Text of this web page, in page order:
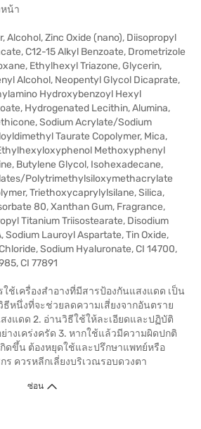
น้า
Alcohol, Zinc Oxide (nano), Diisopropyl
C12-15 Alkyl Benzoate, Drometrizole
Ethylhexyl Triazone, Glycerin,
Alcohol, Neopentyl Glycol Dicaprate,
Hydroxybenzoyl Hexyl
Hydrogenated Lecithin, Alumina,
Sodium Acrylate/Sodium
Taurate Copolymer, Mica,
Methoxyphenyl
Butylene Glycol, Isohexadecane,
Polytrimethylsiloxymethacrylate
Triethoxycaprylylsilane, Silica,
80, Xanthan Gum, Fragrance,
Titanium Triisostearate, Disodium
Sodium Lauroyl Aspartate, Tin Oxide,
Sodium Hyaluronate, CI 14700,
CI 77891
ใช้เครื่องสำอางที่มีสารป้องกันแสงแดด เป็น
ธีหนึ่งที่จะช่วยลดความเสี่ยงจากอันตราย
งแดด 2. อ่านวิธีใช้ให้ละเอียดและปฏิบัติ
างเคร่งครัด 3. หากใช้แล้วมีความผิดปกติ
กิดขึ้น ต้องหยุดใช้และปรึกษาแพทย์หรือ
ร ควรหลีกเลี่ยงบริเวณรอบดวงตา
ซ่อน